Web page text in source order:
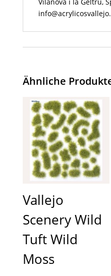
Vilanova i la Geltrú,
Ähnliche
Vallejo
Scenery Wild
Tuft Wild
Moss